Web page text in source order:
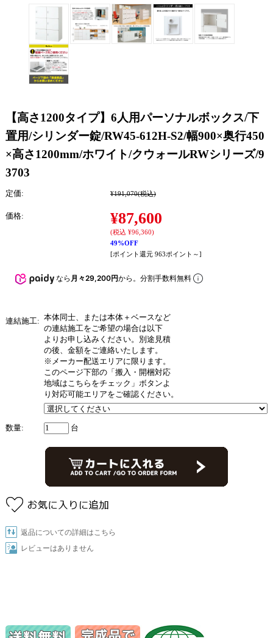
【高さ1200タイプ】6人用パーソナルボックス/下
置用/シリンダー錠/RW45-612H-S2/幅900×奥行450
×高さ1200mm/ホワイト/クウォールRWシリーズ/9
3703
定価: ¥191,070(税込)
価格: ¥87,600
(税込 ¥96,360)
49%OFF
[ポイント還元 963ポイント～]
なら 月々29,200円から。分割手数料無料
連結施工: 本体同士、または本体＋ベースなど
の連結施工をご希望の場合は以下
よりお申し込みください。別途見積
の後、金額をご連絡いたします。
※メーカー配送エリアに限ります。
このページ下部の「搬入・開梱対応
地域はこちらをチェック」ボタンよ
り対応可能エリアをご確認ください。
数量: 台
返品についての詳細はこちら
レビューはありません